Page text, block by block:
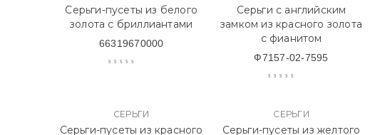
Серьги-пусеты из белого
золота с бриллиантами
66319670000
Серьги с английским
замком из красного золота
с фианитом
Ф7157-02-7595
СЕРЬГИ
Серьги-пусеты из красного
СЕРЬГИ
Серьги-пусеты из желтого